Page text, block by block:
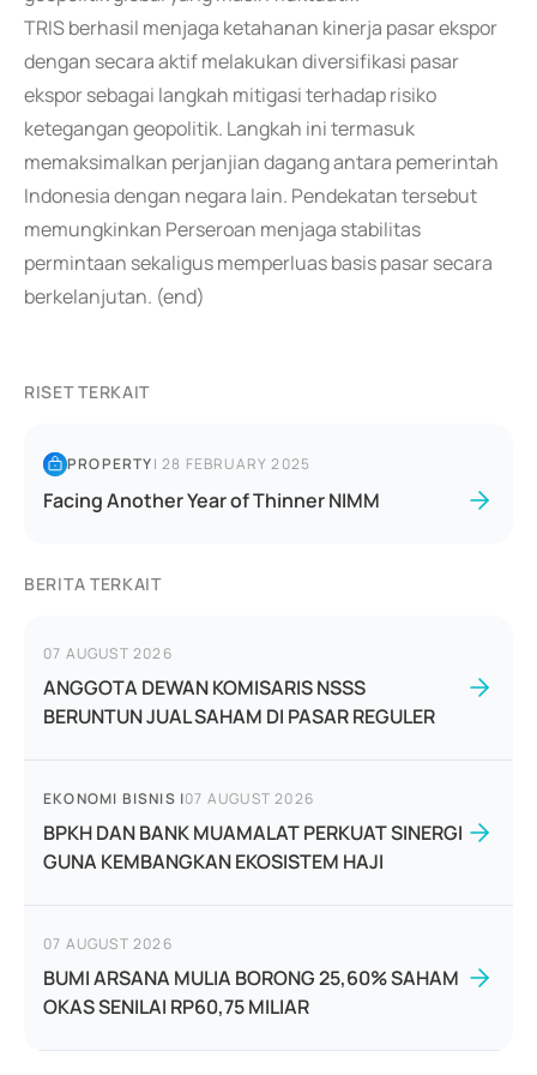
TRIS berhasil menjaga ketahanan kinerja pasar ekspor
dengan secara aktif melakukan diversifikasi pasar
ekspor sebagai langkah mitigasi terhadap risiko
ketegangan geopolitik. Langkah ini termasuk
memaksimalkan perjanjian dagang antara pemerintah
Indonesia dengan negara lain. Pendekatan tersebut
memungkinkan Perseroan menjaga stabilitas
permintaan sekaligus memperluas basis pasar secara
berkelanjutan. (end)
RISET TERKAIT
PROPERTY|28 FEBRUARY 2025
Facing Another Year of Thinner NIMM
BERITA TERKAIT
07 AUGUST 2026
ANGGOTA DEWAN KOMISARIS NSSS
BERUNTUN JUAL SAHAM DI PASAR REGULER
EKONOMI BISNIS |07 AUGUST 2026
BPKH DAN BANK MUAMALAT PERKUAT SINERGI
GUNA KEMBANGKAN EKOSISTEM HAJI
07 AUGUST 2026
BUMI ARSANA MULIA BORONG 25,60% SAHAM
OKAS SENILAI RP60,75 MILIAR